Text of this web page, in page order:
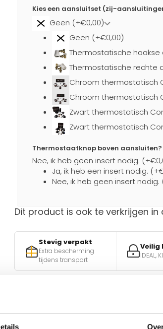
Kies een aansluitset (zij-
Geen (+€0,00)
Geen (+€0,00)
Thermostatische
Thermostatische rechte
Chroom thermostatisch
Chroom thermostatisch
Zwart thermostatisch
Zwart thermostatisch
Thermostaatknop boven aansluiten?
Nee, ik heb geen insert nodig.
Ja, ik heb een insert nodig.
Nee, ik heb geen insert nodig.
Dit product is ook te verkrijgen in
Stevig verpakt
Extra bescherming
tijdens transport
Veilig
iDEAL,